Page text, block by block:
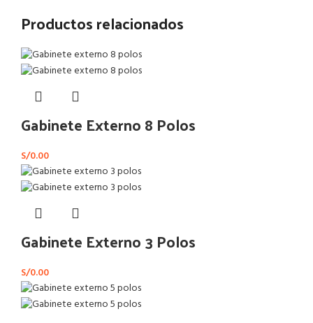
Productos relacionados
Gabinete Externo 8 Polos
S/0.00
Gabinete Externo 3 Polos
S/0.00